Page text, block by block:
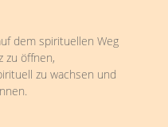
dem spirituellen Weg
zu öffnen,
zu wachsen und